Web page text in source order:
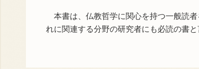
本書は、仏教哲学に関心を持つ一般読
れに関連する分野の研究者にも必読の書と